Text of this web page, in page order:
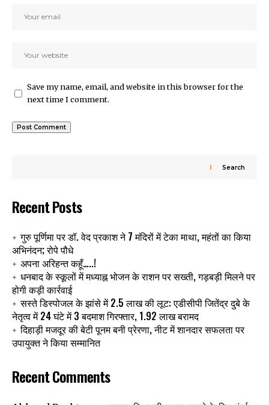
Save my name, email, and website in this browser for the
next time I comment.
Search
Recent Posts
गुरु पूर्णिमा पर डॉ. वेद प्रकाश ने 7 मंदिरों में टेका माथा, महंतों का किया
अभिनंदन; रोपे पौधे
अपना अरिहन्त कहूँ…..!
धनबाद के स्कूलों में मध्याह्न भोजन के राशन पर सख्ती, गड़बड़ी मिलने पर
होगी कड़ी कार्रवाई
सस्ते डिस्पोजल के झांसे में 2.5 लाख की लूट: एडीसीपी जितेंद्र दुबे के
नेतृत्व में 24 घंटे में 3 बदमाश गिरफ्तार, 1.92 लाख बरामद
दिहाड़ी मजदूर की बेटी पूनम बनी प्रेरणा, नीट में शानदार सफलता पर
उपायुक्त ने किया सम्मानित
Recent Comments